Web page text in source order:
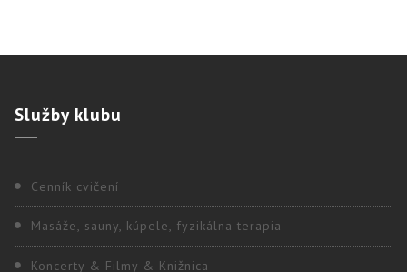
Službyklubu
Cenník cvičení
Masáže, sauny, kúpele, fyzikálna terapia
Koncerty & Filmy & Knižnica